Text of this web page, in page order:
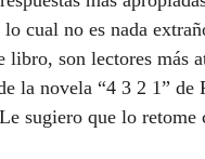
cual no es nada
libro, son lectores más
la novela “4 3 2 1”
sugiero que lo